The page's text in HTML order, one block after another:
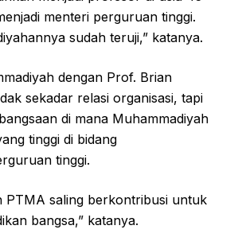
menteri perguruan tinggi.
sudah teruji,” katanya.
dengan Prof. Brian
sekadar relasi organisasi, tapi
di mana Muhammadiyah
tinggi di bidang
tinggi.
PTMA saling berkontribusi untuk
bangsa,” katanya.